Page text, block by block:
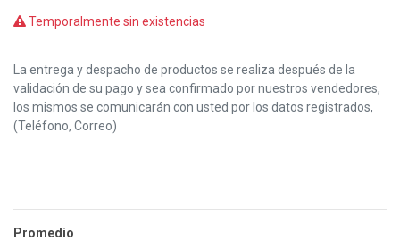
Temporalmente sin existencias
La entrega y despacho de productos se realiza después de la
validación de su pago y sea confirmado por nuestros vendedores,
los mismos se comunicarán con usted por los datos registrados,
(Teléfono, Correo)
Promedio